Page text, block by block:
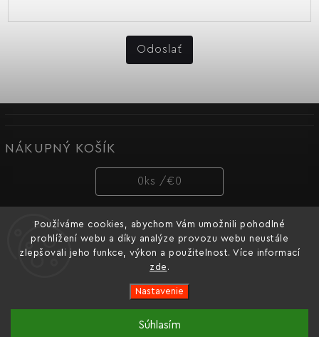
Používáme cookies, abychom Vám umožnili pohodlné
prohlížení webu a díky analýze provozu webu neustále
zlepšovali jeho funkce, výkon a použitelnost. Více informací
zde .
Nastavenie
Súhlasím
Oficiální e-shop ukrajinské značky nářadí Dnipro-M pro
Odoslať
NÁKUPNÝ KOŠÍK
0 ks /€0
PRIJÍMAME ONLINE PLATBY